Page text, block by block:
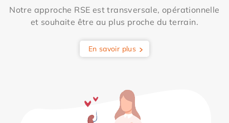
Notre approche RSE est transversale, opérationnelle
et souhaite être au plus proche du terrain.
En savoir plus